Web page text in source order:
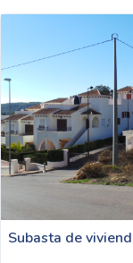
Subasta de